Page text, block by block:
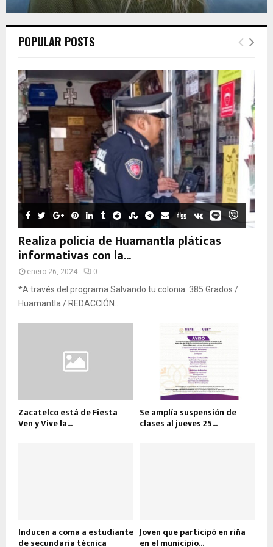
POPULAR POSTS
Realiza policía de Huamantla pláticas
informativas con la...
enero 26, 2024 0
*A través del programa Salvando tu colonia. 385 Grados /
Huamantla / REDACCIÓN...
Zacatelco está de Fiesta
Ven y Vive la...
Se amplía suspensión de
clases al jueves 25...
Inducen a coma a estudiante
de secundaria técnica
Joven que participó en riña
en el municipio...